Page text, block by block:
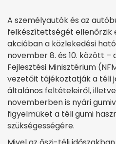
A személyautók és az
felkészítettségét ellenőrzik
akcióban a közlekedési
november 8. és 10. között
Fejlesztési Minisztérium
vezetőit tájékoztatják a téli
általános feltételeiről,
novemberben is nyári
figyelmüket a téli gumi
szükségességére.